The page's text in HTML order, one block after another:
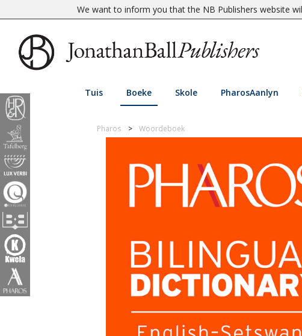
We want to inform you that the NB Publishers website
Tuis Boeke Skole PharosAanlyn
Pharos Woordeboek